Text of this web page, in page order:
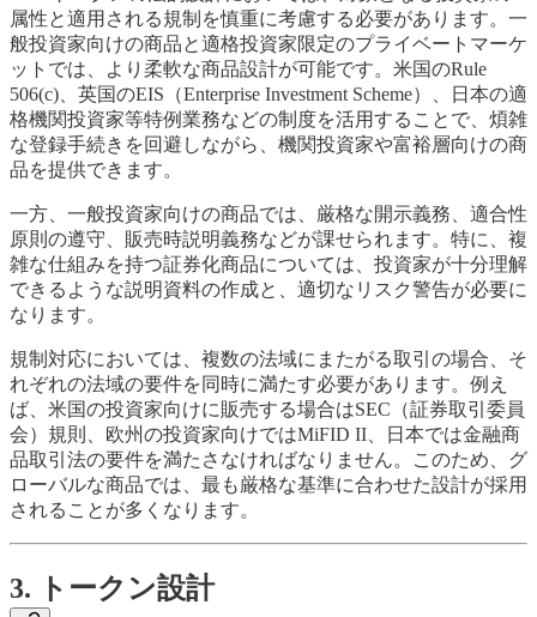
属性と適用される規制を慎重に考慮する必要があります。一
般投資家向けの商品と適格投資家限定のプライベートマーケ
ットでは、より柔軟な商品設計が可能です。米国のRule
506(c)、英国のEIS（Enterprise Investment Scheme）、日本の適
格機関投資家等特例業務などの制度を活用することで、煩雑
な登録手続きを回避しながら、機関投資家や富裕層向けの商
品を提供できます。
一方、一般投資家向けの商品では、厳格な開示義務、適合性
原則の遵守、販売時説明義務などが課せられます。特に、複
雑な仕組みを持つ証券化商品については、投資家が十分理解
できるような説明資料の作成と、適切なリスク警告が必要に
なります。
規制対応においては、複数の法域にまたがる取引の場合、そ
れぞれの法域の要件を同時に満たす必要があります。例え
ば、米国の投資家向けに販売する場合はSEC（証券取引委員
会）規則、欧州の投資家向けではMiFID II、日本では金融商
品取引法の要件を満たさなければなりません。このため、グ
ローバルな商品では、最も厳格な基準に合わせた設計が採用
されることが多くなります。
3. トークン設計